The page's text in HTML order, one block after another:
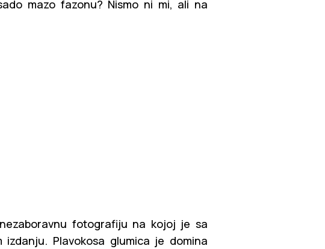
mazo fazonu? Nismo ni mi, ali na
fotografiju na kojoj je sa
izdanju. Plavokosa glumica je domina